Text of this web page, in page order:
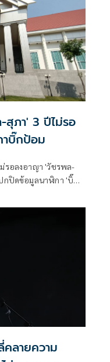
ภา' 3 ปีไม่รอ
บิ๊กป้อม
รอลงอาญา 'วัชรพล-
ปิดข้อมูลนาฬิกา 'บิ๊ก
คลายความ